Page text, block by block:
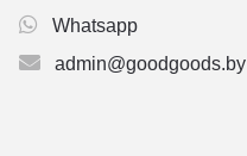
Whatsapp
admin@goodgoods.by